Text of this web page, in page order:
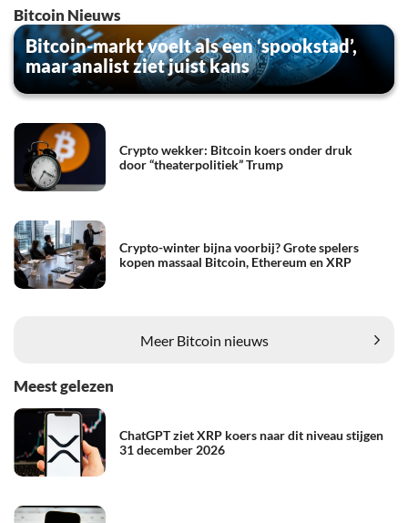
Bitcoin Nieuws
Bitcoin-markt voelt als een ‘spookstad’,
maar analist ziet juist kans
Crypto wekker: Bitcoin koers onder druk
door “theaterpolitiek” Trump
Crypto-winter bijna voorbij? Grote spelers
kopen massaal Bitcoin, Ethereum en XRP
Meer Bitcoin nieuws
Meest gelezen
ChatGPT ziet XRP koers naar dit niveau stijgen
31 december 2026